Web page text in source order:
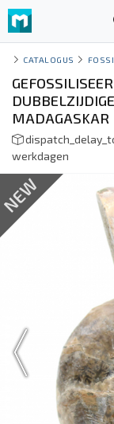
CATALOGUS
MADAGASKAR
werkdagen